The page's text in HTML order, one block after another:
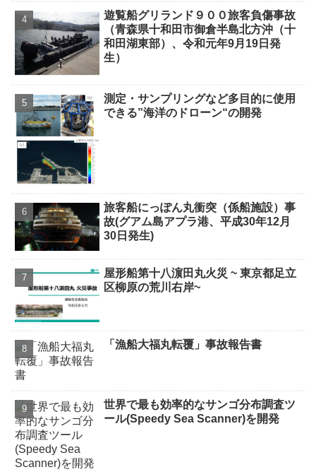
遊覧船グリランド９００旅客負傷事故
（青森県十和田市御倉半島北方沖（十
和田湖東部）、令和元年9月19日発
生）
測定・サンプリングなど多目的に使用
できる”海洋のドローン“の開発
旅客船にっぽん丸衝突（係船施設）事
故(グアム島アプラ港、平成30年12月
30日発生)
屋形船第十八濵田丸火災 ~ 東京都足立
区柳原の荒川右岸~
「漁船大福丸転覆」事故報告書
世界で最も効率的なサンゴ分布調査ツ
ール(Speedy Sea Scanner)を開発